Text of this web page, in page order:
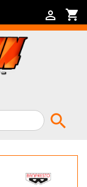
shopping_cart

